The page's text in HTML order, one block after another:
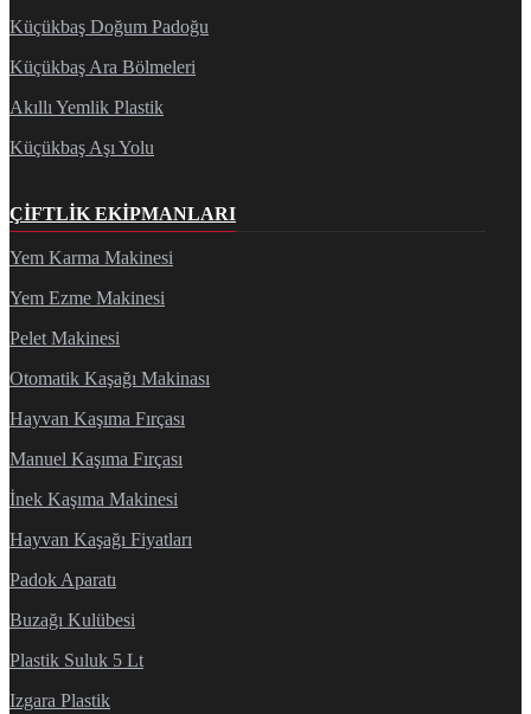
Küçükbaş Doğum Padoğu
Küçükbaş Ara Bölmeleri
Akıllı Yemlik Plastik
Küçükbaş Aşı Yolu
ÇIFTLIK EKIPMANLARI
Yem Karma Makinesi
Yem Ezme Makinesi
Pelet Makinesi
Otomatik Kaşağı Makinası
Hayvan Kaşıma Fırçası
Manuel Kaşıma Fırçası
İnek Kaşıma Makinesi
Hayvan Kaşağı Fiyatları
Padok Aparatı
Buzağı Kulübesi
Plastik Suluk 5 Lt
Izgara Plastik